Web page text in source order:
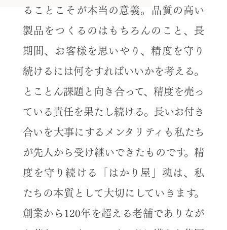
ることこそが本当の意義。品質の高い
製品をつくるのはもちろんのこと、長
期間、お客様を思いやり、精度を守り
続けるには何をすればいいかを考える。
とことん課題と向き合って、精度を売っ
ている責任を果たし続ける。長いお付き
合いを大事にするメンタリティも私たち
が先人から受け継いできたものです。精
度を守り続ける「はかり屋」魂は、私
たちの本質として大切にしていきます。
創業から120年を超える老舗でありなが